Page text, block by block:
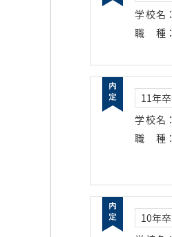
学校名 ：
職種 ：
11年卒
学校名 ：
職種 ：
10年卒